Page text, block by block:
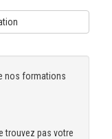
nos formations
trouvez pas votre